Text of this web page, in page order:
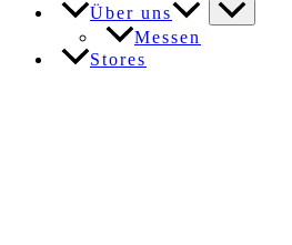
Über uns
Messen
Stores